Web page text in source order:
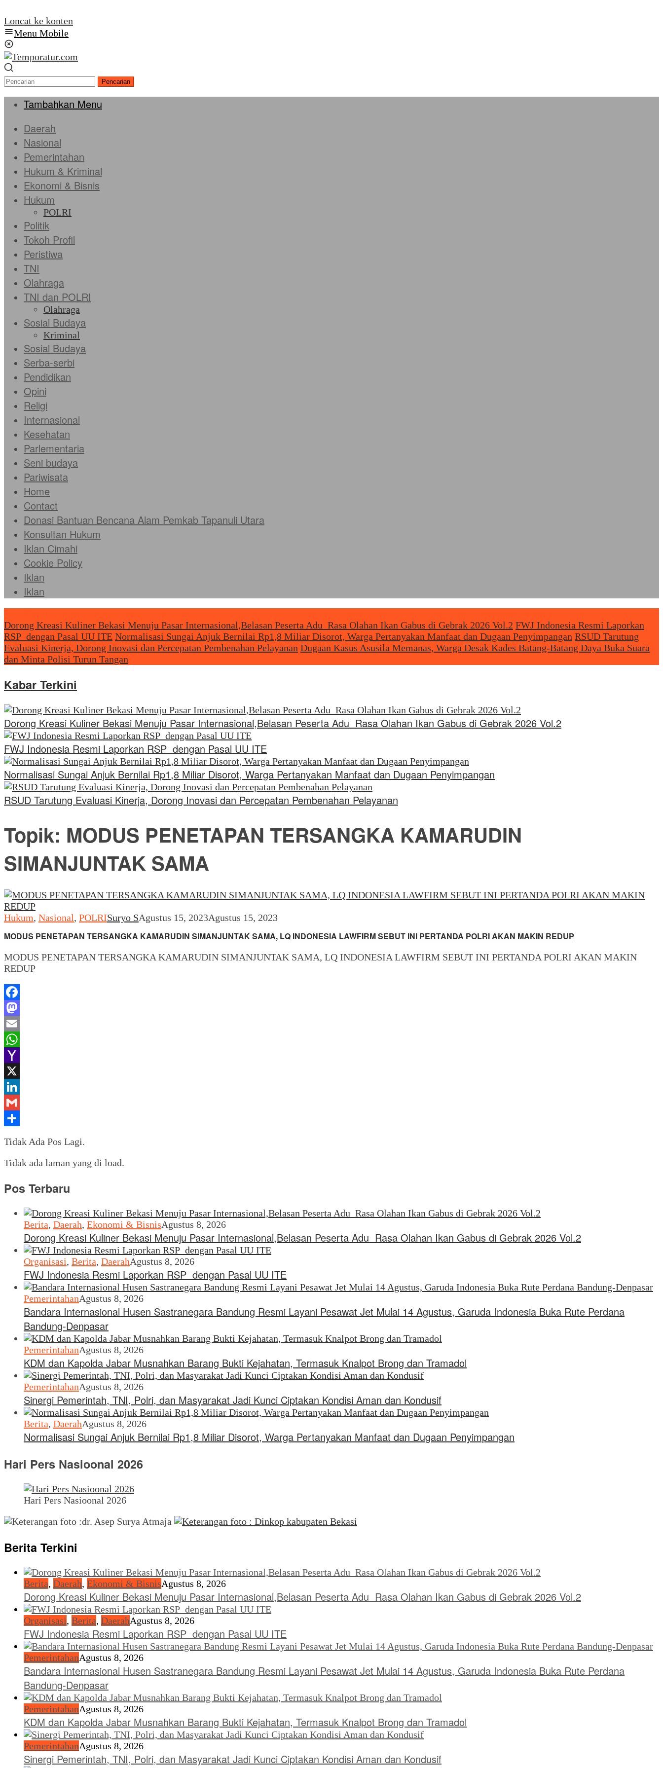
Loncat ke konten
Menu Mobile
Pencarian
Tambahkan Menu
Daerah
Nasional
Pemerintahan
Hukum & Kriminal
Ekonomi & Bisnis
Hukum
POLRI
Politik
Tokoh Profil
Peristiwa
TNI
Olahraga
TNI dan POLRI
Olahraga
Sosial Budaya
Kriminal
Sosial Budaya
Serba-serbi
Pendidikan
Opini
Religi
Internasional
Kesehatan
Parlementaria
Seni budaya
Pariwisata
Home
Contact
Donasi Bantuan Bencana Alam Pemkab Tapanuli Utara
Konsultan Hukum
Iklan Cimahi
Cookie Policy
Iklan
Iklan
Dorong Kreasi Kuliner Bekasi Menuju Pasar Internasional,Belasan Peserta Adu Rasa Olahan Ikan Gabus di Gebrak 2026 Vol.2 FWJ Indonesia Resmi Laporkan
RSP dengan Pasal UU ITE Normalisasi Sungai Anjuk Bernilai Rp1,8 Miliar Disorot, Warga Pertanyakan Manfaat dan Dugaan Penyimpangan RSUD Tarutung
Evaluasi Kinerja, Dorong Inovasi dan Percepatan Pembenahan Pelayanan Dugaan Kasus Asusila Memanas, Warga Desak Kades Batang-Batang Daya Buka Suara
dan Minta Polisi Turun Tangan
Kabar Terkini
Dorong Kreasi Kuliner Bekasi Menuju Pasar Internasional,Belasan Peserta Adu Rasa Olahan Ikan Gabus di Gebrak 2026 Vol.2
FWJ Indonesia Resmi Laporkan RSP dengan Pasal UU ITE
Normalisasi Sungai Anjuk Bernilai Rp1,8 Miliar Disorot, Warga Pertanyakan Manfaat dan Dugaan Penyimpangan
RSUD Tarutung Evaluasi Kinerja, Dorong Inovasi dan Percepatan Pembenahan Pelayanan
Topik: MODUS PENETAPAN TERSANGKA KAMARUDIN
SIMANJUNTAK SAMA
Hukum, Nasional, POLRISuryo SAgustus 15, 2023Agustus 15, 2023
MODUS PENETAPAN TERSANGKA KAMARUDIN SIMANJUNTAK SAMA, LQ INDONESIA LAWFIRM SEBUT INI PERTANDA POLRI AKAN MAKIN REDUP
MODUS PENETAPAN TERSANGKA KAMARUDIN SIMANJUNTAK SAMA, LQ INDONESIA LAWFIRM SEBUT INI PERTANDA POLRI AKAN MAKIN
REDUP
Facebook
Mastodon
Email
WhatsApp
Yahoo
Mail
X
LinkedIn
Gmail
Tidak Ada Pos Lagi.
Tidak ada laman yang di load.
Pos Terbaru
Berita, Daerah, Ekonomi & BisnisAgustus 8, 2026
Dorong Kreasi Kuliner Bekasi Menuju Pasar Internasional,Belasan Peserta Adu Rasa Olahan Ikan Gabus di Gebrak 2026 Vol.2
Organisasi, Berita, DaerahAgustus 8, 2026
FWJ Indonesia Resmi Laporkan RSP dengan Pasal UU ITE
PemerintahanAgustus 8, 2026
Bandara Internasional Husen Sastranegara Bandung Resmi Layani Pesawat Jet Mulai 14 Agustus, Garuda Indonesia Buka Rute Perdana
Bandung-Denpasar
PemerintahanAgustus 8, 2026
KDM dan Kapolda Jabar Musnahkan Barang Bukti Kejahatan, Termasuk Knalpot Brong dan Tramadol
PemerintahanAgustus 8, 2026
Sinergi Pemerintah, TNI, Polri, dan Masyarakat Jadi Kunci Ciptakan Kondisi Aman dan Kondusif
Berita, DaerahAgustus 8, 2026
Normalisasi Sungai Anjuk Bernilai Rp1,8 Miliar Disorot, Warga Pertanyakan Manfaat dan Dugaan Penyimpangan
Hari Pers Nasioonal 2026
Hari Pers Nasioonal 2026
Berita Terkini
Berita, Daerah, Ekonomi & BisnisAgustus 8, 2026
Dorong Kreasi Kuliner Bekasi Menuju Pasar Internasional,Belasan Peserta Adu Rasa Olahan Ikan Gabus di Gebrak 2026 Vol.2
Organisasi, Berita, DaerahAgustus 8, 2026
FWJ Indonesia Resmi Laporkan RSP dengan Pasal UU ITE
PemerintahanAgustus 8, 2026
Bandara Internasional Husen Sastranegara Bandung Resmi Layani Pesawat Jet Mulai 14 Agustus, Garuda Indonesia Buka Rute Perdana
Bandung-Denpasar
PemerintahanAgustus 8, 2026
KDM dan Kapolda Jabar Musnahkan Barang Bukti Kejahatan, Termasuk Knalpot Brong dan Tramadol
PemerintahanAgustus 8, 2026
Sinergi Pemerintah, TNI, Polri, dan Masyarakat Jadi Kunci Ciptakan Kondisi Aman dan Kondusif